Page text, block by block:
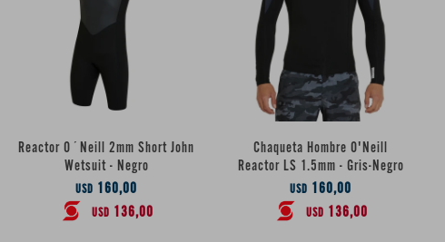
Reactor O´Neill 2mm Short John
Wetsuit - Negro
USD 160,00
USD 136,00
Chaqueta Hombre O'Neill
Reactor LS 1.5mm - Gris-Negro
USD 160,00
USD 136,00